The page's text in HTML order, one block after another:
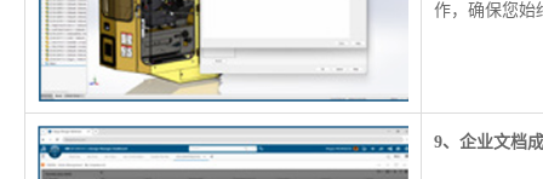
作，确保您始
9、企业文档